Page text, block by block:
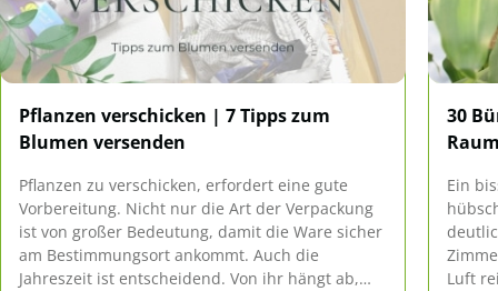
Pflanzen verschicken | 7 Tipps zum
Blumen versenden
Pflanzen zu verschicken, erfordert eine gute
Vorbereitung. Nicht nur die Art der Verpackung
ist von großer Bedeutung, damit die Ware sicher
am Bestimmungsort ankommt. Auch die
Jahreszeit ist entscheidend. Von ihr hängt ab,
30
Ein
Luft